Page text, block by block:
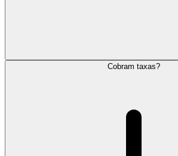
Cobram taxas?